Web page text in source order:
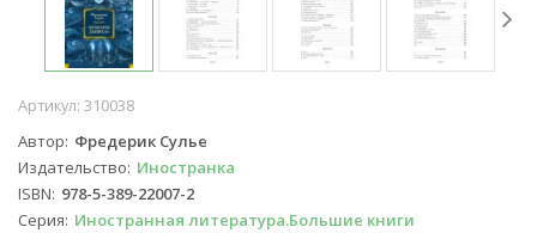
Артикул: 310038
Автор Фредерик Сулье
Издательство Иностранка
ISBN 978-5-389-22007-2
Серия Иностранная литература.Большие книги